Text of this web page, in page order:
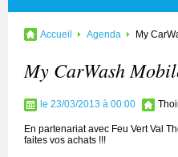
Accueil Agenda My
My CarWash
le 23/03/2013 à 00:00
En partenariat avec Feu Vert Val
faites vos achats !!!